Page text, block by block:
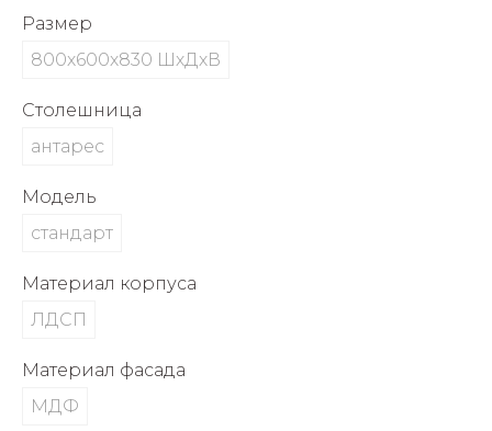
Размер
800х600х830 ШхДхВ
Столешница
антарес
Модель
стандарт
Материал корпуса
ЛДСП
Материал фасада
МДФ
об оплате Плайтом